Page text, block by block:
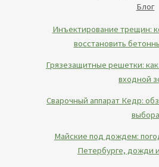
Блог
Инъектирование трещин:
восстановить
Грязезащитные решетки:
входной
Сварочный аппарат Кедр:
выбора
Майские под дождем:
Петербурге, дожди